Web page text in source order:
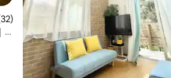
32件、5つ星中4.94つ星の平均評価